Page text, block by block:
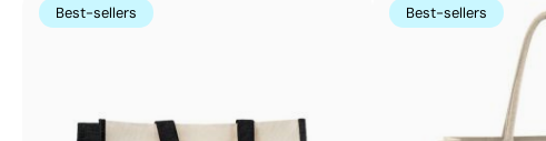
Best-sellers Best-sellers